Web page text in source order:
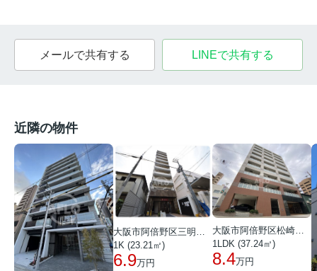
メールで共有する LINEで共有する
近隣の物件
大阪市阿倍野区三明町２丁目
1K (23.21㎡)
6.9万円
大阪市阿倍野区松崎町２丁目
1LDK (37.24㎡)
8.4万円